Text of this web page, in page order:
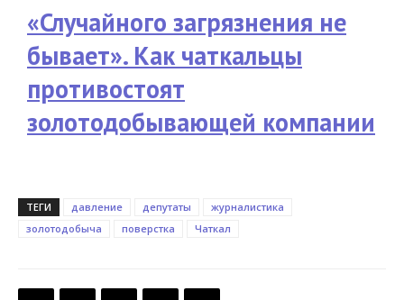
«Случайного загрязнения не
бывает». Как чаткальцы
противостоят
золотодобывающей компании
ТЕГИ давление депутаты
журналистика
золотодобыча
поверстка Чаткал